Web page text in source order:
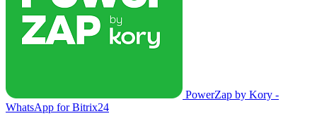
PowerZap by Kory -
WhatsApp for Bitrix24